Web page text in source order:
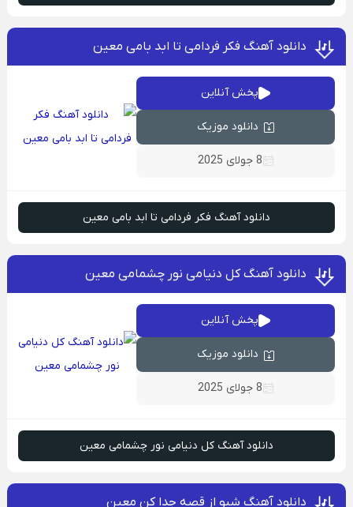
دانلود آهنگ فکر فردامی تا ابد بامی معین
پخش آنلاین
دانلود موزیک
8 جولای 2025
دانلود آهنگ فکر فردامی تا ابد بامی معین
دانلود آهنگ کل دنیامی نور چشمامی معین
پخش آنلاین
دانلود موزیک
8 جولای 2025
دانلود آهنگ کل دنیامی نور چشمامی معین
دانلود آهنگ شبو از قصه جدا کن معین